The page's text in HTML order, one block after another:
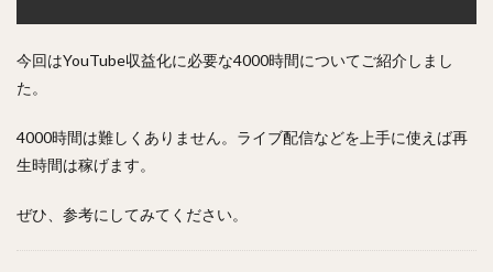
今回はYouTube収益化に必要な4000時間についてご紹介しまし
た。
4000時間は難しくありません。ライブ配信などを上手に使えば再
生時間は稼げます。
ぜひ、参考にしてみてください。